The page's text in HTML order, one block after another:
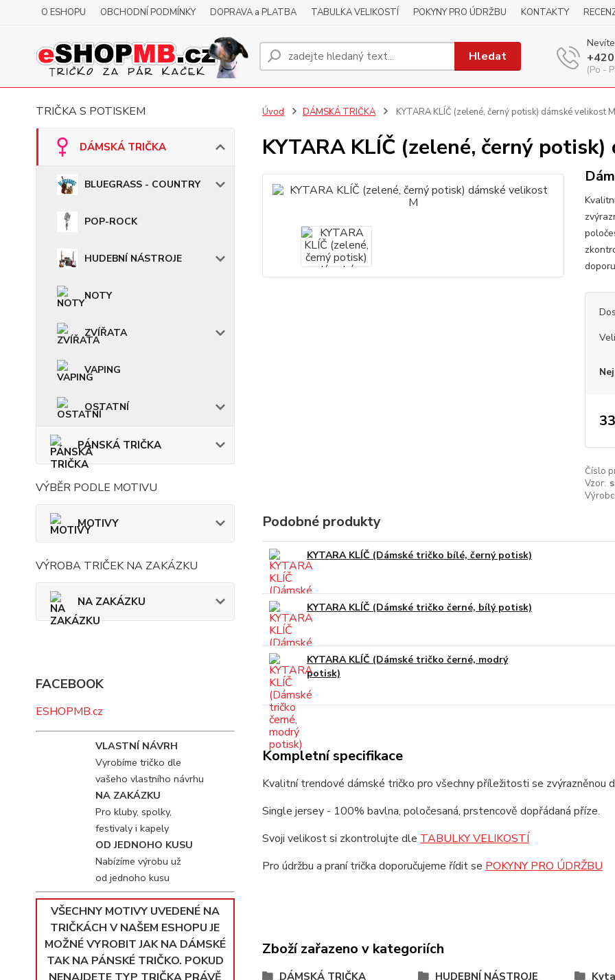
O ESHOPU OBCHODNÍ PODMÍNKY DOPRAVA a PLATBA TABULKA VELIKOSTÍ POKYNY PRO ÚDRŽBU KONTAKTY
Hledat
(Po -
TRIČKA S POTISKEM
DÁMSKÁ TRIČKA
BLUEGRASS - COUNTRY
POP-ROCK
HUDEBNÍ NÁSTROJE
NOTY
ZVÍŘATA
VAPING
OSTATNÍ
PÁNSKÁ TRIČKA
VÝBĚR PODLE MOTIVU
MOTIVY
VÝROBA TRIČEK NA ZAKÁZKU
NA ZAKÁZKU
FACEBOOK
ESHOPMB.cz
VLASTNÍ NÁVRH
Vyrobíme tričko dle
vašeho vlastního návrhu
NA ZAKÁZKU
Pro kluby, spolky,
festivaly i kapely
OD JEDNOHO KUSU
Nabízíme výrobu už
od jednoho kusu
VŠECHNY MOTIVY UVEDENÉ NA
TRIČKÁCH V NAŠEM ESHOPU JE
MOŽNÉ VYROBIT JAK NA DÁMSKÉ
TAK NA PÁNSKÉ TRIČKO. POKUD
Úvod DÁMSKÁ TRIČKA KYTARA KLÍČ (zelené, černý potisk) dámské velikost M
KYTARA KLÍČ (zelené, černý
Číslo
Vzor:
Podobné produkty
KYTARA KLÍČ (Dámské tričko bílé, černý potisk)
KYTARA KLÍČ (Dámské tričko černé, bílý potisk)
KYTARA KLÍČ (Dámské tričko černé, modrý
potisk)
Kompletní specifikace
Kvalitní trendové dámské tričko pro všechny příležitosti se zvýrazněnou
Single jersey - 100% bavlna, poločesaná, prstencově dopřádaná příze.
Svoji velikost si zkontrolujte dle TABULKY VELIKOSTÍ
Pro údržbu a praní trička doporučujeme řídit se POKYNY PRO ÚDRŽBU
Zboží zařazeno v kategoriích
DÁMSKÁ TRIČKA HUDEBNÍ NÁSTROJE